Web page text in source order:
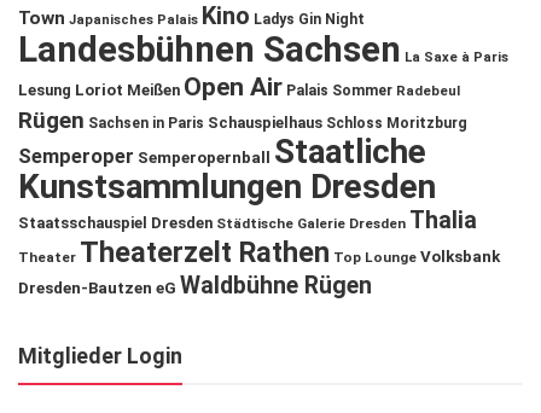
Town Japanisches Palais Kino Ladys Gin Night
Landesbühnen Sachsen La Saxe à Paris
Lesung Loriot Meißen Open Air Palais Sommer Radebeul
Rügen Sachsen in Paris Schauspielhaus Schloss Moritzburg
Semperoper Semperopernball
Staatliche
Kunstsammlungen Dresden
Staatsschauspiel Dresden Städtische Galerie Dresden Thalia
Theater Theaterzelt Rathen Top Lounge Volksbank
Dresden-Bautzen eG Waldbühne Rügen
Mitglieder Login